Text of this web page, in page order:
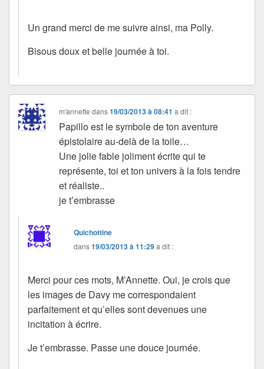
Un grand merci de me suivre ainsi, ma Polly.
Bisous doux et belle journée à toi.
m'annette dans19/03/2013 à 08:41 a dit :
Papillo est le symbole de ton aventure
épistolaire au-delà de la toile…
Une jolie fable joliment écrite qui te
représente, toi et ton univers à la fois tendre
et réaliste..
je t’embrasse
Quichottine
dans19/03/2013 à 11:29a dit :
Merci pour ces mots, M’Annette. Oui, je crois que
les images de Davy me correspondaient
parfaitement et qu’elles sont devenues une
incitation à écrire.
Je t’embrasse. Passe une douce journée.